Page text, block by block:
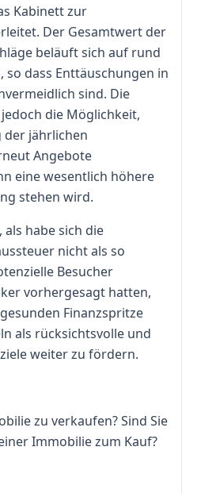
Kabinett zur
Der Gesamtwert der
beläuft sich auf rund
so dass Enttäuschungen in
sind. Die
die Möglichkeit,
der jährlichen
Angebote
eine wesentlich höhere
stehen wird.
als habe sich die
nicht als so
Besucher
vorhergesagt hatten,
Finanzspritze
als rücksichtsvolle und
weiter zu fördern.
zu verkaufen? Sind Sie
Immobilie zum Kauf?